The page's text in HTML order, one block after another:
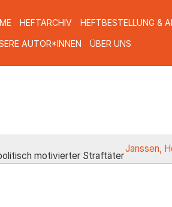
HEFTARCHIV HEFTBESTELLUNG &
AUTOR*INNEN ÜBER UNS
motivierter Straftäter
Janssen,